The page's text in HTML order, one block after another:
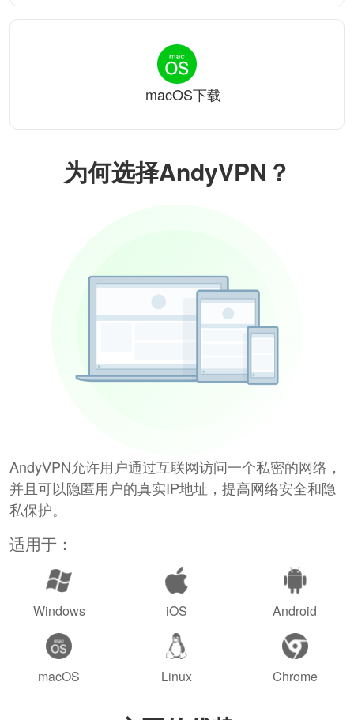
为何选择AndyVPN？
AndyVPN允许用户通过互联网访问一个私密的网络，
并且可以隐匿用户的真实IP地址，提高网络安全和隐
私保护。
适用于：
Windows iOS Android
macOS Linux Chrome
macOS下载